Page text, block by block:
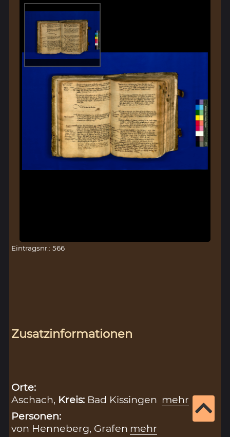
Eintragsnr.: 566
Zusatzinformationen
Orte:
Aschach, Kreis: Bad Kissingen mehr
Personen:
von Henneberg, Grafen mehr